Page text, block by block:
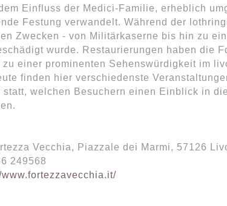
Einfluss der Medici-Familie, erheblich
Festung verwandelt. Während der
Zwecken - von Militärkaserne bis hin zu
wurde. Restaurierungen haben die
zu einer prominenten Sehenswürdigkeit im
finden hier verschiedenste
statt, welchen Besuchern einen Einblick in
Vecchia, Piazzale dei Marmi, 57126
249568
www.fortezzavecchia.it/